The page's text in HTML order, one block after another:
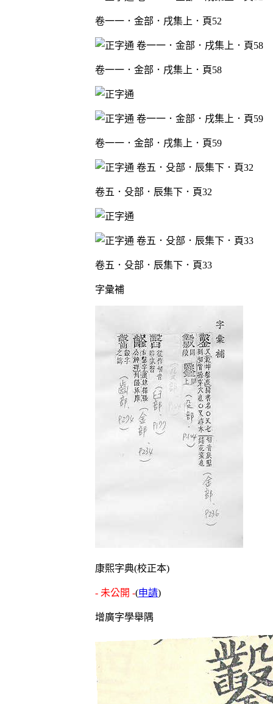
卷一一．金部．戌集上．頁52
卷一一．金部．戌集上．頁58
卷一一．金部．戌集上．頁59
卷五．殳部．辰集下．頁32
卷五．殳部．辰集下．頁33
字彙補
康熙字典(校正本)
- 未公開 -(申請)
增廣字學舉隅